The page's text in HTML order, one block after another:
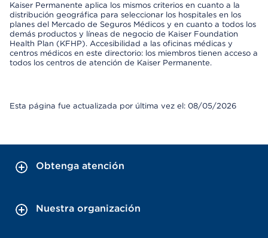
Kaiser Permanente aplica los mismos criterios en cuanto a la
distribución geográfica para seleccionar los hospitales en los
planes del Mercado de Seguros Médicos y en cuanto a todos los
demás productos y líneas de negocio de Kaiser Foundation
Health Plan (KFHP). Accesibilidad a las oficinas médicas y
centros médicos en este directorio: los miembros tienen acceso a
todos los centros de atención de Kaiser Permanente.
Esta página fue actualizada por última vez el: 08/05/2026
Obtenga atención
Nuestra organización